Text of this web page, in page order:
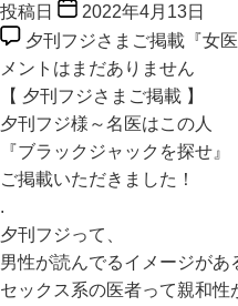
投稿日
2022年4月13日
夕刊フジさまご掲載『女
メントはまだありません
【 夕刊フジさまご掲載 】
夕刊フジ様～名医はこの人
『ブラックジャックを探せ』
ご掲載いただきました！
.
夕刊フジって、
男性が読んでるイメージがあ
セックス系の医者って親和